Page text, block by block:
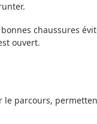
chaussures
ouvert.
parcours,